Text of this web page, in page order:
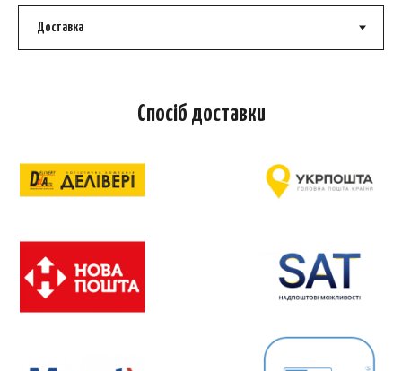
Спосіб доставки